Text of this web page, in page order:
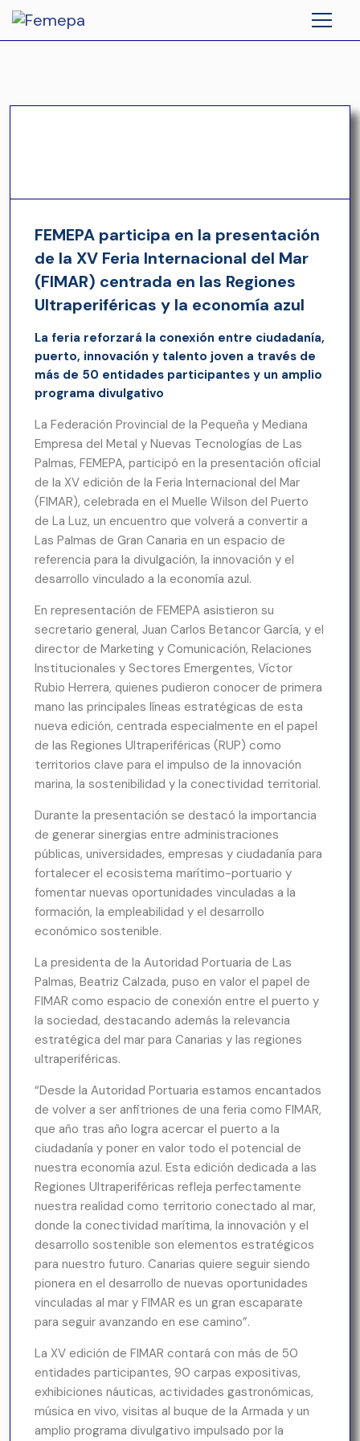
FEMEPA participa en la presentación
de la XV Feria Internacional del Mar
(FIMAR) centrada en las Regiones
Ultraperiféricas y la economía azul
La feria reforzará la conexión entre ciudadanía,
puerto, innovación y talento joven a través de
más de 50 entidades participantes y un amplio
programa divulgativo
La Federación Provincial de la Pequeña y Mediana
Empresa del Metal y Nuevas Tecnologías de Las
Palmas, FEMEPA, participó en la presentación oficial
de la XV edición de la Feria Internacional del Mar
(FIMAR), celebrada en el Muelle Wilson del Puerto
de La Luz, un encuentro que volverá a convertir a
Las Palmas de Gran Canaria en un espacio de
referencia para la divulgación, la innovación y el
desarrollo vinculado a la economía azul.
En representación de FEMEPA asistieron su
secretario general, Juan Carlos Betancor García, y el
director de Marketing y Comunicación, Relaciones
Institucionales y Sectores Emergentes, Víctor
Rubio Herrera, quienes pudieron conocer de primera
mano las principales líneas estratégicas de esta
nueva edición, centrada especialmente en el papel
de las Regiones Ultraperiféricas (RUP) como
territorios clave para el impulso de la innovación
marina, la sostenibilidad y la conectividad territorial.
Durante la presentación se destacó la importancia
de generar sinergias entre administraciones
públicas, universidades, empresas y ciudadanía para
fortalecer el ecosistema marítimo-portuario y
fomentar nuevas oportunidades vinculadas a la
formación, la empleabilidad y el desarrollo
económico sostenible.
La presidenta de la Autoridad Portuaria de Las
Palmas, Beatriz Calzada, puso en valor el papel de
FIMAR como espacio de conexión entre el puerto y
la sociedad, destacando además la relevancia
estratégica del mar para Canarias y las regiones
ultraperiféricas.
“Desde la Autoridad Portuaria estamos encantados
de volver a ser anfitriones de una feria como FIMAR,
que año tras año logra acercar el puerto a la
ciudadanía y poner en valor todo el potencial de
nuestra economía azul. Esta edición dedicada a las
Regiones Ultraperiféricas refleja perfectamente
nuestra realidad como territorio conectado al mar,
donde la conectividad marítima, la innovación y el
desarrollo sostenible son elementos estratégicos
para nuestro futuro. Canarias quiere seguir siendo
pionera en el desarrollo de nuevas oportunidades
vinculadas al mar y FIMAR es un gran escaparate
para seguir avanzando en ese camino”.
La XV edición de FIMAR contará con más de 50
entidades participantes, 90 carpas expositivas,
exhibiciones náuticas, actividades gastronómicas,
música en vivo, visitas al buque de la Armada y un
amplio programa divulgativo impulsado por la